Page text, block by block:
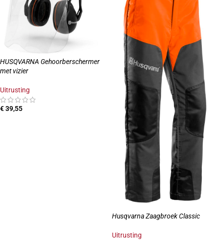
HUSQVARNA Gehoorberschermer
met vizier
Uitrusting
€39,55
Husqvarna Zaagbroek Classic
Uitrusting